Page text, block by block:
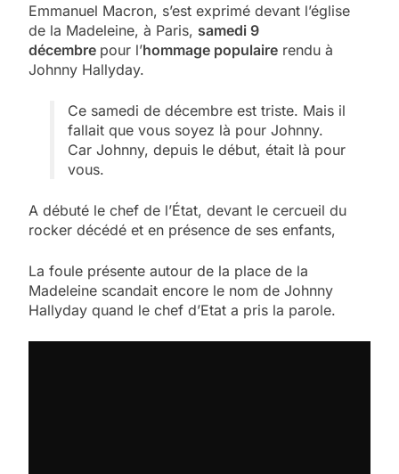
Emmanuel Macron, s’est exprimé devant l’église
de la Madeleine, à Paris, samedi 9
décembre pour l’hommage populaire rendu à
Johnny Hallyday.
Ce samedi de décembre est triste. Mais il
fallait que vous soyez là pour Johnny.
Car Johnny, depuis le début, était là pour
vous.
A débuté le chef de l’État, devant le cercueil du
rocker décédé et en présence de ses enfants,
La foule présente autour de la place de la
Madeleine scandait encore le nom de Johnny
Hallyday quand le chef d’Etat a pris la parole.